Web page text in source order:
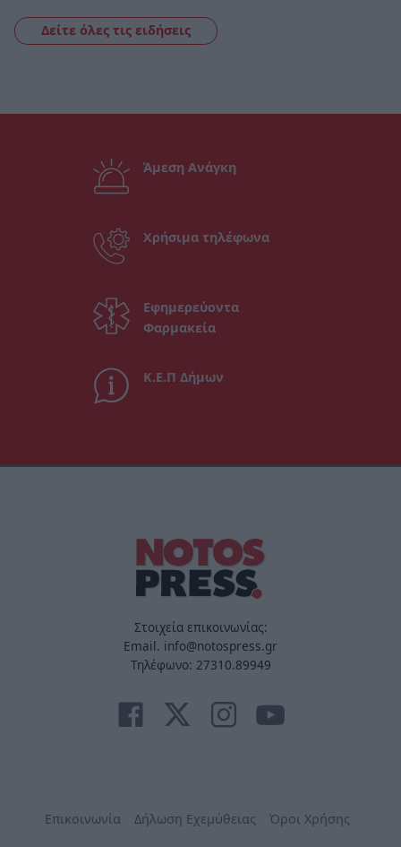
Δείτε όλες τις ειδήσεις
Άμεση Ανάγκη
Χρήσιμα τηλέφωνα
Εφημερεύοντα
Φαρμακεία
Κ.Ε.Π Δήμων
Στοιχεία επικοινωνίας:
Email. info@notospress.gr
Τηλέφωνο: 27310.89949
Επικοινωνία Δήλωση Εχεμύθειας Όροι Χρήσης